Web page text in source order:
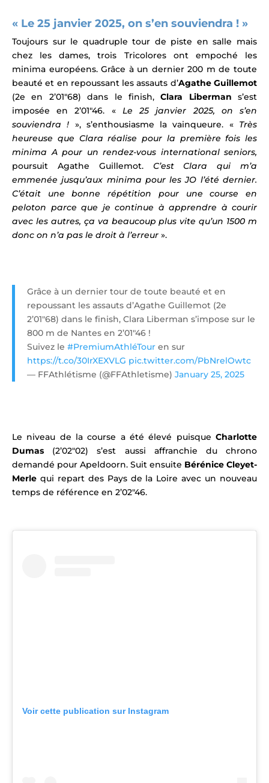
« Le 25 janvier 2025, on s’en souviendra ! »
Toujours sur le quadruple tour de piste en salle mais
chez les dames, trois Tricolores ont empoché les
minima européens. Grâce à un dernier 200 m de toute
beauté et en repoussant les assauts d’Agathe Guillemot
(2e en 2’01″68) dans le finish,Clara Liberman s’est
imposée en 2’01″46. « Le 25 janvier 2025, on s’en
souviendra ! », s’enthousiasme la vainqueure. « Très
heureuse que Clara réalise pour la première fois les
minima A pour un rendez-vous international seniors,
poursuit Agathe Guillemot. C’est Clara qui m’a
emmenée jusqu’aux minima pour les JO l’été dernier.
C’était une bonne répétition pour une course en
peloton parce que je continue à apprendre à courir
avec les autres, ça va beaucoup plus vite qu’un 1500 m
donc on n’a pas le droit à l’erreur ».
Grâce à un dernier tour de toute beauté et en
repoussant les assauts d’Agathe Guillemot (2e
2’01″68) dans le finish, Clara Liberman s’impose sur le
800 m de Nantes en 2’01″46 !
Suivez le #PremiumAthléTour en sur
https://t.co/30IrXEXVLG pic.twitter.com/PbNrelOwtc
— FFAthlétisme (@FFAthletisme) January 25, 2025
Le niveau de la course a été élevé puisque Charlotte
Dumas (2’02″02) s’est aussi affranchie du chrono
demandé pour Apeldoorn. Suit ensuite Bérénice Cleyet-
Merle qui repart des Pays de la Loire avec un nouveau
temps de référence en 2’02″46.
Voir cette publication sur Instagram